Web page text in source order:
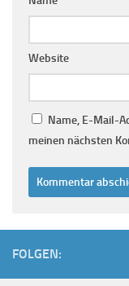
Website
Name, E-Mail-
meinen nächsten
FOLGEN: